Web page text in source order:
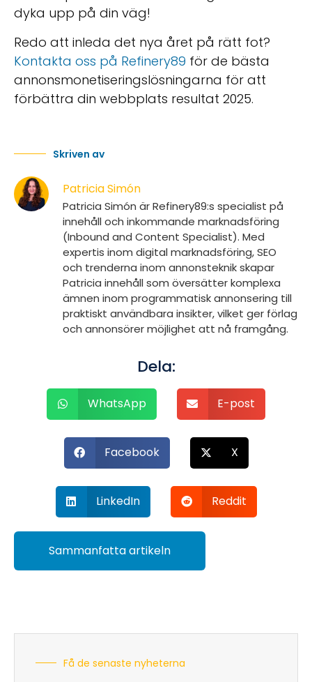
dyka upp på din väg!
Redo att inleda det nya året på rätt fot?
Kontakta oss på Refinery89 för de bästa
annonsmonetiseringslösningarna för att
förbättra din webbplats resultat 2025.
Skriven av
Patricia Simón
Patricia Simón är Refinery89:s specialist på
innehåll och inkommande marknadsföring
(Inbound and Content Specialist). Med
expertis inom digital marknadsföring, SEO
och trenderna inom annonsteknik skapar
Patricia innehåll som översätter komplexa
ämnen inom programmatisk annonsering till
praktiskt användbara insikter, vilket ger förlag
och annonsörer möjlighet att nå framgång.
Dela:
WhatsApp E-post
Facebook X
LinkedIn Reddit
Sammanfatta artikeln
Få de senaste nyheterna